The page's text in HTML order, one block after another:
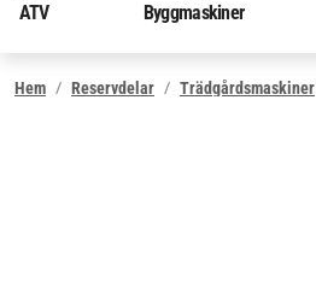
ATV Byggmaskiner
Hem Reservdelar Trädgårdsmaskiner